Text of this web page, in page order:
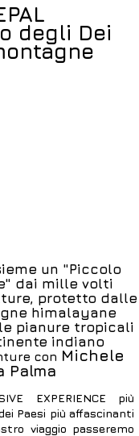
degli Dei
un "Piccolo
dai mille volti
protetto dalle
himalayane
pianure tropicali
indiano
con Michele
Palma
EXPERIENCE più
Paesi più affascinanti
viaggio passeremo